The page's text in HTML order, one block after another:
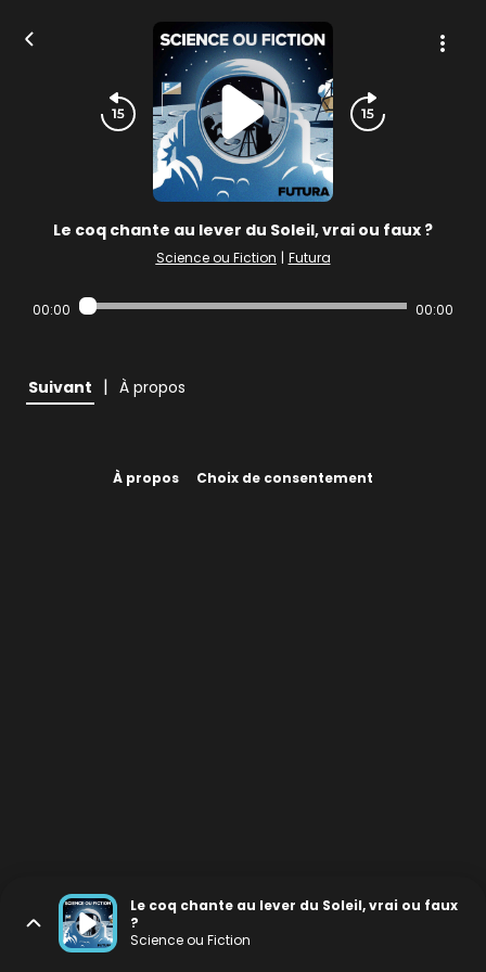
Le coq chante au lever du Soleil, vrai ou faux ?
Science ou Fiction | Futura
00:00 00:00
Suivant | À propos
À propos Choix de consentement
Le coq chante au lever du Soleil, vrai ou faux
?
Science ou Fiction